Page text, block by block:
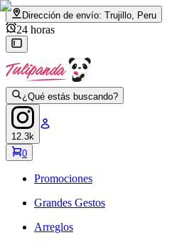
Dirección de envío: Trujillo, Peru
24 horas
¿Qué estás buscando?
12.3k
0
Promociones
Grandes Gestos
Arreglos